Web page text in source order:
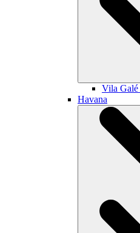
Vila Galé
Havana